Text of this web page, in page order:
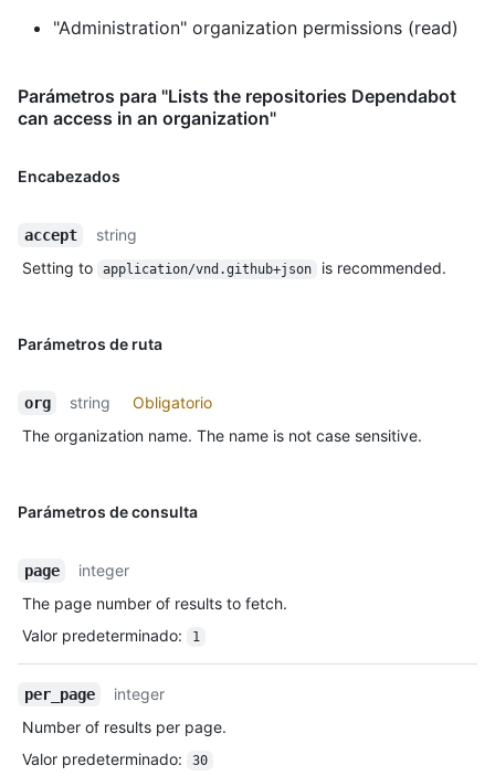
"Administration" organization permissions (read)
Parámetros para "Lists the repositories Dependabot
can access in an organization"
Encabezados
accept
string
Setting to
application/vnd.github+json is recommended.
Parámetros de ruta
org string
Obligatorio
The organization name. The name is not case sensitive.
Parámetros de consulta
page
integer
The page number of results to fetch.
Valor predeterminado: 1
per_page
integer
Number of results per page.
Valor predeterminado: 30